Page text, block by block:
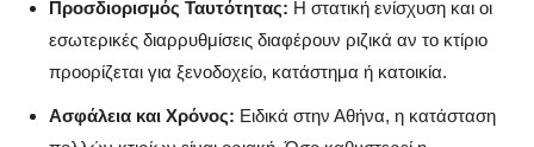
Προσδιορισμός Ταυτότητας: Η στατική ενίσχυση και οι
εσωτερικές διαρρυθμίσεις διαφέρουν ριζικά αν το κτίριο
προορίζεται για ξενοδοχείο, κατάστημα ή κατοικία.
Ασφάλεια και Χρόνος: Ειδικά στην Αθήνα, η κατάσταση